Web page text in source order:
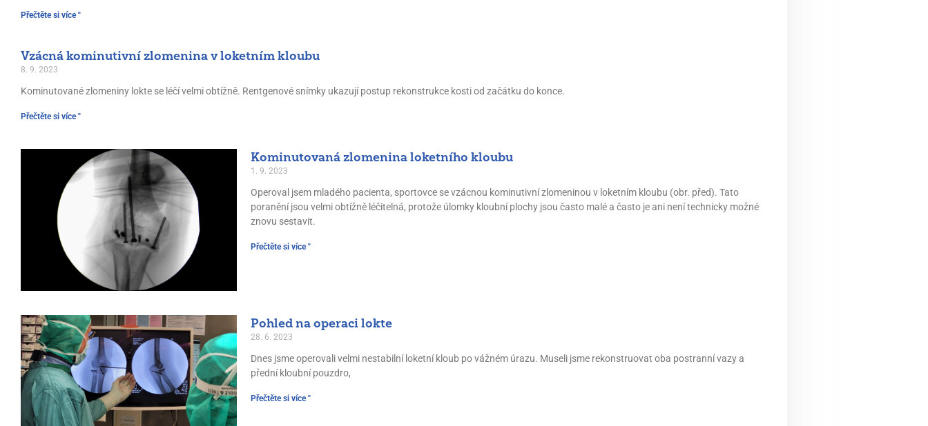
Přečtěte si více "
Vzácná kominutivní zlomenina v loketním kloubu
8. 9. 2023
Kominutované zlomeniny lokte se léčí velmi obtížně. Rentgenové snímky ukazují postup rekonstrukce kosti od začátku do konce.
Přečtěte si více "
Kominutovaná zlomenina loketního kloubu
1. 9. 2023
Operoval jsem mladého pacienta, sportovce se vzácnou kominutivní zlomeninou v loketním kloubu (obr. před). Tato
poranění jsou velmi obtížně léčitelná, protože úlomky kloubní plochy jsou často malé a často je ani není technicky možné
znovu sestavit.
Přečtěte si více "
Pohled na operaci lokte
28. 6. 2023
Dnes jsme operovali velmi nestabilní loketní kloub po vážném úrazu. Museli jsme rekonstruovat oba postranní vazy a
přední kloubní pouzdro,
Přečtěte si více "